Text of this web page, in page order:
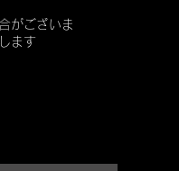
がございま
ます